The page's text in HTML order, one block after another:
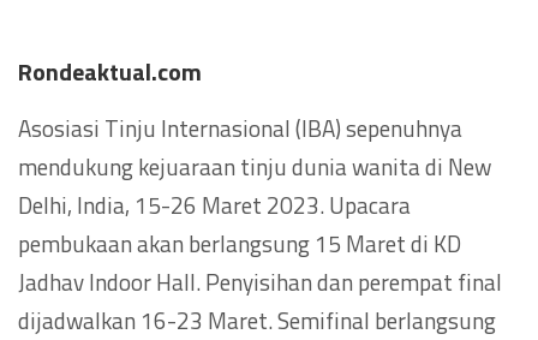
Rondeaktual.com
Asosiasi Tinju Internasional (IBA) sepenuhnya
mendukung kejuaraan tinju dunia wanita di New
Delhi, India, 15-26 Maret 2023. Upacara
pembukaan akan berlangsung 15 Maret di KD
Jadhav Indoor Hall. Penyisihan dan perempat final
dijadwalkan 16-23 Maret. Semifinal berlangsung